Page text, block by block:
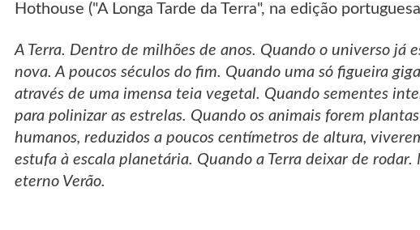
Hothouse ("A Longa Tarde da Terra", na edição
A Terra. Dentro de milhões de anos. Quando o universo já
nova. A poucos séculos do fim. Quando uma só figueira
através de uma imensa teia vegetal. Quando sementes
para polinizar as estrelas. Quando os animais forem
humanos, reduzidos a poucos centímetros de altura,
estufa à escala planetária. Quando a Terra deixar de
eterno Verão.